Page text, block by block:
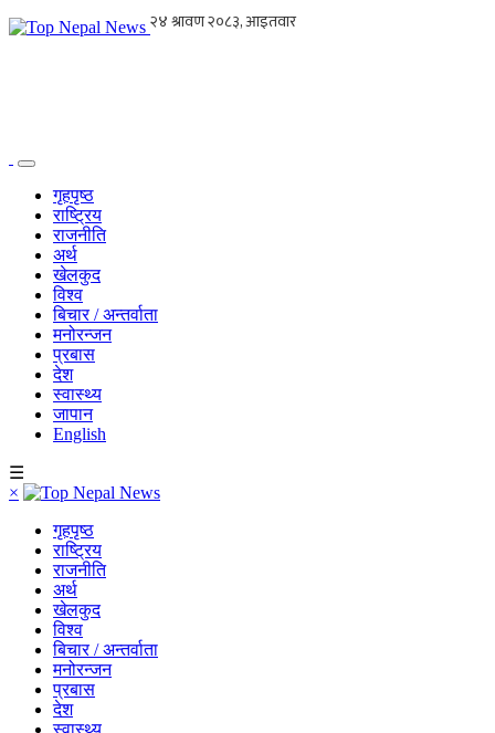
गृहपृष्ठ
राष्ट्रिय
राजनीति
अर्थ
खेलकुद
विश्व
बिचार / अन्तर्वाता
मनोरन्जन
प्रबास
देश
स्वास्थ्य
जापान
English
☰
×
गृहपृष्ठ
राष्ट्रिय
राजनीति
अर्थ
खेलकुद
विश्व
बिचार / अन्तर्वाता
मनोरन्जन
प्रबास
देश
स्वास्थ्य